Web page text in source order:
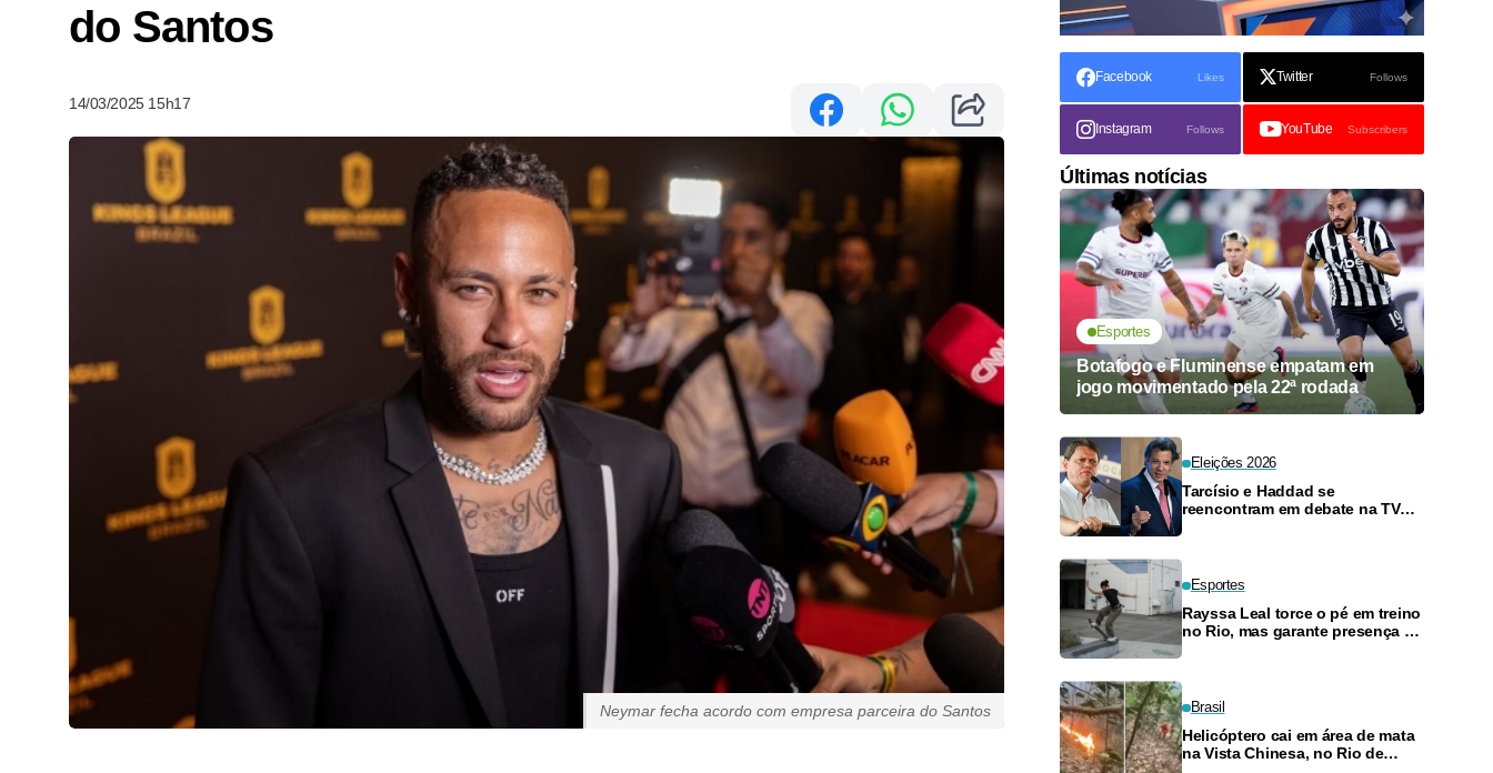
do Santos
14/03/2025 15h17
Neymar fecha acordo com empresa parceira do Santos
Facebook Likes Twitter Follows
Instagram Follows YouTube Subscribers
Últimas notícias
Esportes
Botafogo e Fluminense empatam em
jogo movimentado pela 22ª rodada
Eleições 2026
Tarcísio e Haddad se
reencontram em debate na TV
Esportes
Rayssa Leal torce o pé em treino
no Rio, mas garante presença no
Brasil
Helicóptero cai em área de mata
na Vista Chinesa, no Rio de